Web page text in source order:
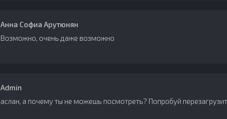
Анна Софиа Арутюнян
Возможно, очень даже возможно
Admin
аслан, а почему ты не можешь посмотреть? Попробуй